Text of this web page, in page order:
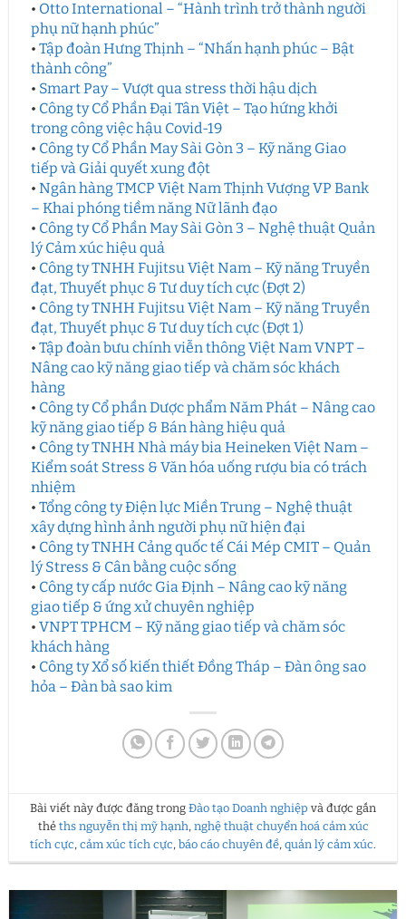
• Otto International – “Hành trình trở thành người
phụ nữ hạnh phúc”
• Tập đoàn Hưng Thịnh – “Nhấn hạnh phúc – Bật
thành công”
• Smart Pay – Vượt qua stress thời hậu dịch
• Công ty Cổ Phần Đại Tân Việt – Tạo hứng khởi
trong công việc hậu Covid-19
• Công ty Cổ Phần May Sài Gòn 3 – Kỹ năng Giao
tiếp và Giải quyết xung đột
• Ngân hàng TMCP Việt Nam Thịnh Vượng VP Bank
– Khai phóng tiềm năng Nữ lãnh đạo
• Công ty Cổ Phần May Sài Gòn 3 – Nghệ thuật Quản
lý Cảm xúc hiệu quả
• Công ty TNHH Fujitsu Việt Nam – Kỹ năng Truyền
đạt, Thuyết phục & Tư duy tích cực (Đợt 2)
• Công ty TNHH Fujitsu Việt Nam – Kỹ năng Truyền
đạt, Thuyết phục & Tư duy tích cực (Đợt 1)
• Tập đoàn bưu chính viễn thông Việt Nam VNPT –
Nâng cao kỹ năng giao tiếp và chăm sóc khách
hàng
• Công ty Cổ phần Dược phẩm Năm Phát – Nâng cao
kỹ năng giao tiếp & Bán hàng hiệu quả
• Công ty TNHH Nhà máy bia Heineken Việt Nam –
Kiểm soát Stress & Văn hóa uống rượu bia có trách
nhiệm
• Tổng công ty Điện lực Miền Trung – Nghệ thuật
xây dựng hình ảnh người phụ nữ hiện đại
• Công ty TNHH Cảng quốc tế Cái Mép CMIT – Quản
lý Stress & Cân bằng cuộc sống
• Công ty cấp nước Gia Định – Nâng cao kỹ năng
giao tiếp & ứng xử chuyên nghiệp
• VNPT TPHCM – Kỹ năng giao tiếp và chăm sóc
khách hàng
• Công ty Xổ số kiến thiết Đồng Tháp – Đàn ông sao
hỏa – Đàn bà sao kim
Bài viết này được đăng trong Đào tạo Doanh nghiệp và được gắn
thẻ ths nguyễn thị mỹ hạnh, nghệ thuật chuyển hoá cảm xúc
tích cực, cảm xúc tích cực, báo cáo chuyên đề, quản lý cảm xúc.